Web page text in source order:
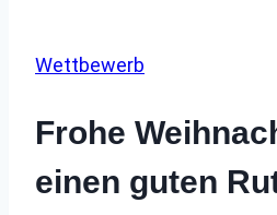
Wettbewerb
Frohe
einen guten